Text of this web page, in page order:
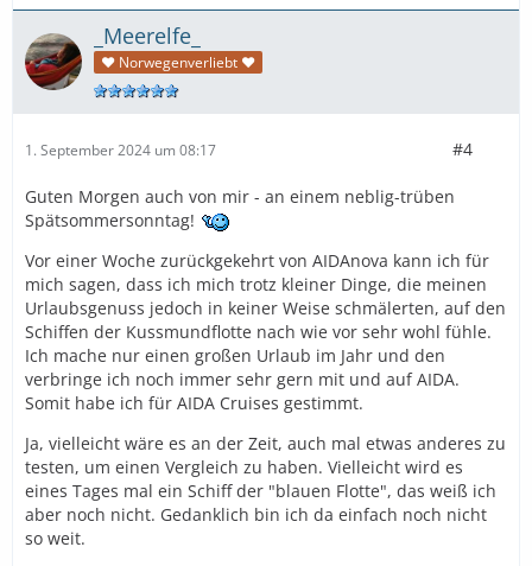
_Meerelfe_
♥ Norwegenverliebt ♥
1. September 2024 um 08:17 #4
Guten Morgen auch von mir - an einem neblig-trüben
Spätsommersonntag!
Vor einer Woche zurückgekehrt von AIDAnova kann ich für
mich sagen, dass ich mich trotz kleiner Dinge, die meinen
Urlaubsgenuss jedoch in keiner Weise schmälerten, auf den
Schiffen der Kussmundflotte nach wie vor sehr wohl fühle.
Ich mache nur einen großen Urlaub im Jahr und den
verbringe ich noch immer sehr gern mit und auf AIDA.
Somit habe ich für AIDA Cruises gestimmt.
Ja, vielleicht wäre es an der Zeit, auch mal etwas anderes zu
testen, um einen Vergleich zu haben. Vielleicht wird es
eines Tages mal ein Schiff der "blauen Flotte", das weiß ich
aber noch nicht. Gedanklich bin ich da einfach noch nicht
so weit.